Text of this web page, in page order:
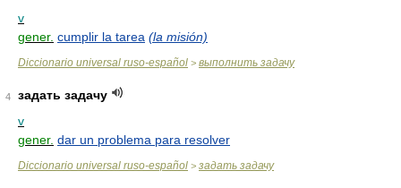
v
gener. cumplir la tarea (la misión)
Diccionario universal ruso-español > выполнить задачу
4
задать задачу
v
gener. dar un problema para resolver
Diccionario universal ruso-español > задать задачу